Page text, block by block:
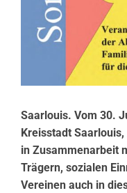
Saarlouis. Vom 30.
Kreisstadt
in Zusammenarbeit
Trägern, sozialen
Vereinen auch in